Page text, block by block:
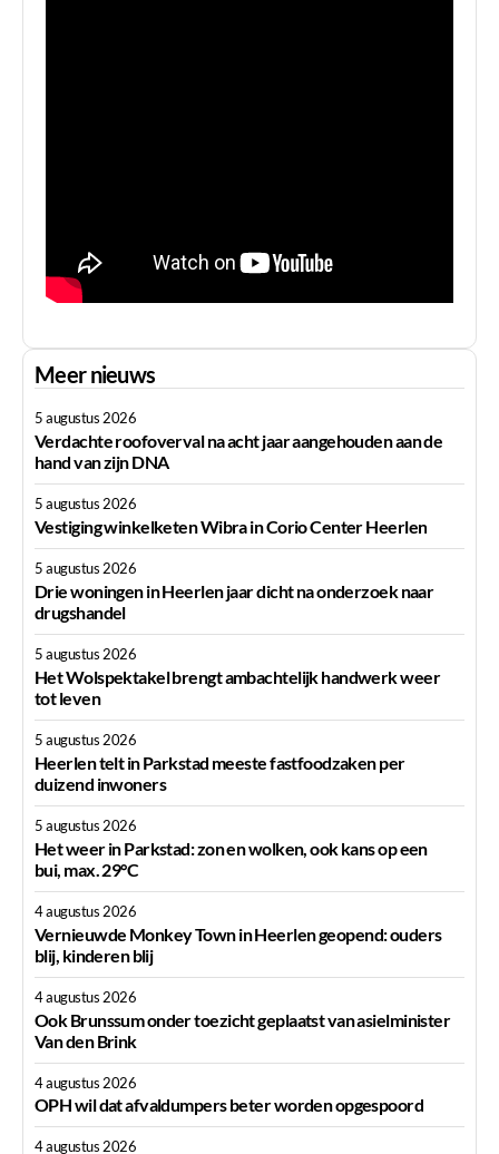
Meer nieuws
5 augustus 2026
Verdachte roofoverval na acht jaar aangehouden aan de
hand van zijn DNA
5 augustus 2026
Vestiging winkelketen Wibra in Corio Center Heerlen
5 augustus 2026
Drie woningen in Heerlen jaar dicht na onderzoek naar
drugshandel
5 augustus 2026
Het Wolspektakel brengt ambachtelijk handwerk weer
tot leven
5 augustus 2026
Heerlen telt in Parkstad meeste fastfoodzaken per
duizend inwoners
5 augustus 2026
Het weer in Parkstad: zon en wolken, ook kans op een
bui, max. 29°C
4 augustus 2026
Vernieuwde Monkey Town in Heerlen geopend: ouders
blij, kinderen blij
4 augustus 2026
Ook Brunssum onder toezicht geplaatst van asielminister
Van den Brink
4 augustus 2026
OPH wil dat afvaldumpers beter worden opgespoord
4 augustus 2026